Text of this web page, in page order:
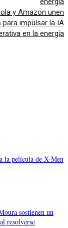
y Amazon unen
para impulsar la IA
en la energía
la película de X-Men
sostienen un
resolverse